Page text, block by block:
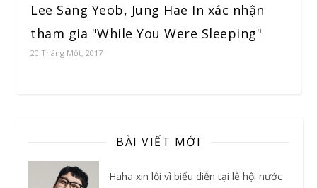
Lee Sang Yeob, Jung Hae In xác nhận
tham gia "While You Were Sleeping"
20 Tháng Một, 2017
BÀI VIẾT MỚI
Haha xin lỗi vì biểu diễn tại lễ hội nước